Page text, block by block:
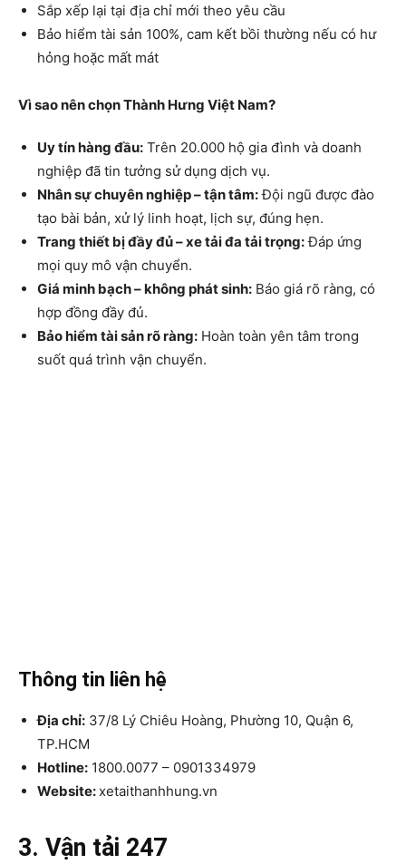
Sắp xếp lại tại địa chỉ mới theo yêu cầu
Bảo hiểm tài sản 100%, cam kết bồi thường nếu có hư
hỏng hoặc mất mát
Vì sao nên chọn Thành Hưng Việt Nam?
Uy tín hàng đầu: Trên 20.000 hộ gia đình và doanh
nghiệp đã tin tưởng sử dụng dịch vụ.
Nhân sự chuyên nghiệp – tận tâm:Đội ngũ được đào
tạo bài bản, xử lý linh hoạt, lịch sự, đúng hẹn.
Trang thiết bị đầy đủ – xe tải đa tải trọng:Đáp ứng
mọi quy mô vận chuyển.
Giá minh bạch – không phát sinh: Báo giá rõ ràng, có
hợp đồng đầy đủ.
Bảo hiểm tài sản rõ ràng: Hoàn toàn yên tâm trong
suốt quá trình vận chuyển.
Thông tin liên hệ
Địa chỉ: 37/8 Lý Chiêu Hoàng, Phường 10, Quận 6,
TP.HCM
Hotline: 1800.0077 – 0901334979
Website:xetaithanhhung.vn
3. Vận tải 247